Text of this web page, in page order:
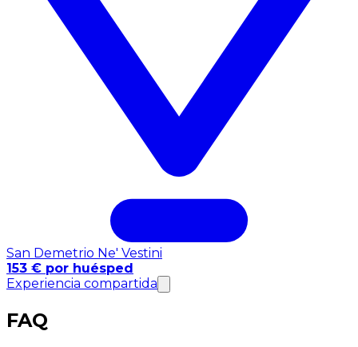
San Demetrio Ne' Vestini
153 € por huésped
Experiencia compartida
FAQ